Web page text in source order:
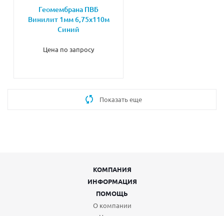
Геомембрана ПВБ
Винилит 1мм 6,75х110м
Синий
Цена по запросу
Показать еще
КОМПАНИЯ
ИНФОРМАЦИЯ
ПОМОЩЬ
О компании